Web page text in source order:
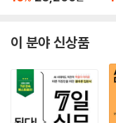
_황수빈
업무 자동화를 시작하면
가 있다는 것이었습니다.
시지만, 결국 각자의 스
아예 사용하지 못하는 경
이 분야 신상품